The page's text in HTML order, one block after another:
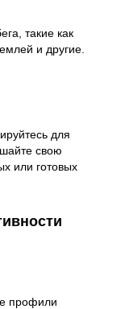
такие как
и другие.
для
свою
или готовых
профили